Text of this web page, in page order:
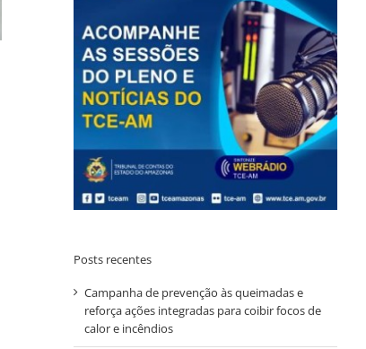
Posts recentes
Campanha de prevenção às queimadas e
reforça ações integradas para coibir focos de
calor e incêndios